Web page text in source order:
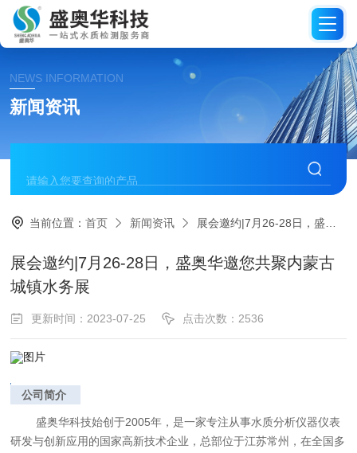
NEWS INFORMATION
新闻资讯
当前位置：首页 新闻资讯 展会邀约|7月26-28日，盛奥华邀您共聚内蒙古城镇水务展
展会邀约|7月26-28日，盛奥华邀您共聚内蒙古
城镇水务展
更新时间：2023-07-25 点击次数：2536
公司简介
盛奥华科技始创于2005年，是一家专注从事水质分析仪器仪表
研发与创新应用的国家高新技术企业，总部位于江苏常州，在全国多